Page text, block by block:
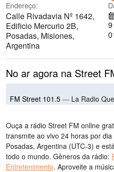
Endereço:
Calle Rivadavia Nº 1642,
Edificio Mercurio 2B,
Posadas, Misiones,
Argentina
No ar agora na Street
FM Street 101.5 — La Radio
Ouça a rádio Street FM online
transmite ao vivo 24 horas por dia
Posadas, Argentina (UTC-3) e
todo o mundo. Gêneros da rádio:
Entretenimento. Aproveite a